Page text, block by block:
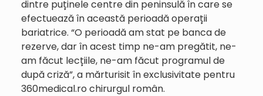
dintre puținele centre din peninsulă în care se
efectuează în această perioadă operații
bariatrice. “O perioadă am stat pe banca de
rezerve, dar în acest timp ne-am pregătit, ne-
am făcut lecțiile, ne-am făcut programul de
după criză”, a mărturisit în exclusivitate pentru
360medical.ro chirurgul român.